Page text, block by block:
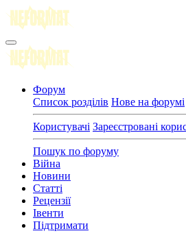
Форум
Список розділів Нове на форумі
Користувачі Зареєстровані
Пошук по форуму
Війна
Новини
Статті
Рецензії
Івенти
Підтримати